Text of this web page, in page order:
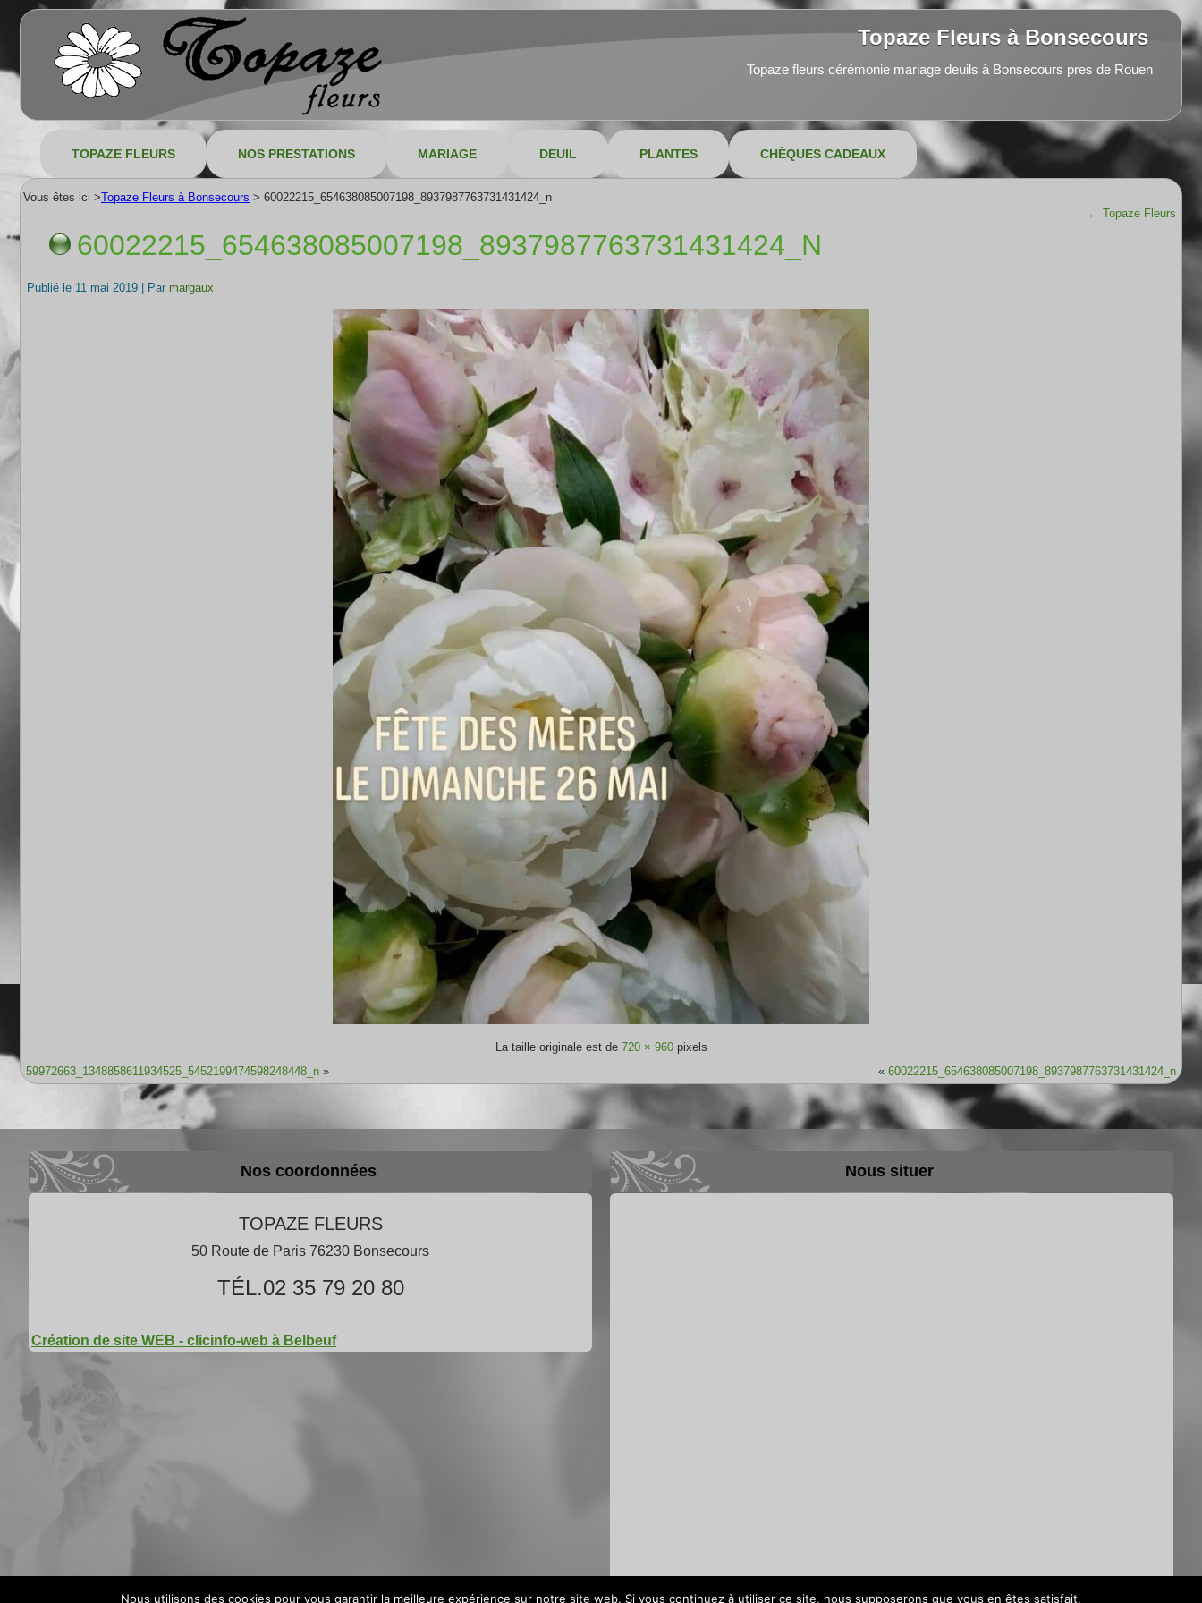
Topaze Fleurs à Bonsecours
Topaze fleurs cérémonie mariage deuils à Bonsecours pres de Rouen
TOPAZE FLEURS NOS PRESTATIONS MARIAGE DEUIL PLANTES CHÈQUES CADEAUX
Vous êtes ici >Topaze Fleurs à Bonsecours > 60022215_654638085007198_8937987763731431424_n
← Topaze Fleurs
60022215_654638085007198_8937987763731431424_N
Publié le 11 mai 2019 Par margaux
La taille originale est de 720 × 960pixels
59972663_1348858611934525_5452199474598248448_n » « 60022215_654638085007198_8937987763731431424_n
Nos coordonnées
TOPAZE FLEURS
50 Route de Paris 76230 Bonsecours
TÉL.02 35 79 20 80
Création de site WEB - clicinfo-web à Belbeuf
Nous situer
Nous utilisons des cookies pour vous garantir la meilleure expérience sur notre site web. Si vous continuez à utiliser ce site, nous supposerons que vous en êtes satisfait.